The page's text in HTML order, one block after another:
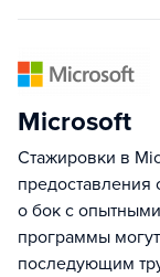
Microsoft
Стажировки в
предоставления
о бок с
программы
последующим